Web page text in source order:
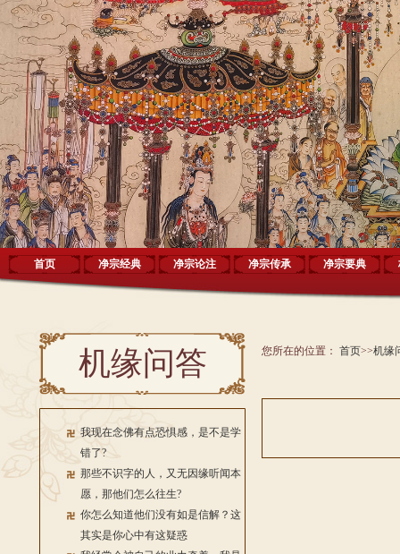
首页 净宗经典 净宗论注 净宗传承 净宗要典
机缘问答
我现在念佛有点恐惧感，是不是学
错了?
那些不识字的人，又无因缘听闻本
愿，那他们怎么往生?
你怎么知道他们没有如是信解？这
其实是你心中有这疑惑
您所在的位置： 首页>>机缘